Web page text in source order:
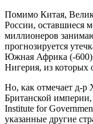
Помимо Китая,
России, оставшиеся
миллионеров
прогнозируется
Южная Африка (-
Нигерия, из которых
Но, как отмечает д-р
Британской империи,
Institute for
указанные другие